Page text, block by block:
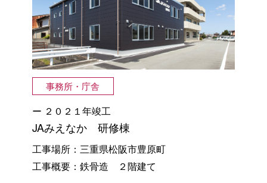
事務所・庁舎
２０２１年竣工
JAみえなか 研修棟
工事場所：三重県松阪市豊原町
工事概要：鉄骨造 ２階建て